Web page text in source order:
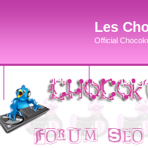
Les
Official
accueil blog